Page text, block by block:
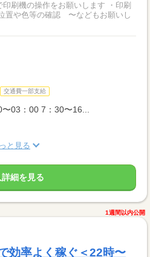
刷機の操作をお願いします ・印刷
置や色等の確認 〜などもお願いし
交通費一部支給
03：00 7：30〜16...
と見る
細を見る
1週間以内公開
効率よく稼ぐ＜22時〜